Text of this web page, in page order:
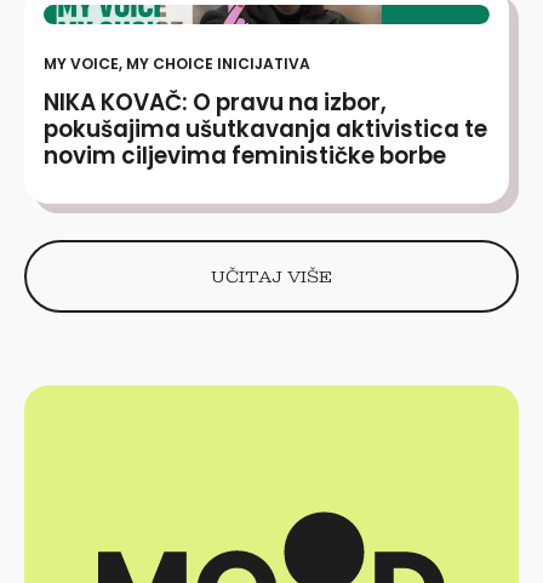
MY VOICE, MY CHOICE INICIJATIVA
NIKA KOVAČ: O pravu na izbor,
pokušajima ušutkavanja aktivistica te
novim ciljevima feminističke borbe
UČITAJ VIŠE